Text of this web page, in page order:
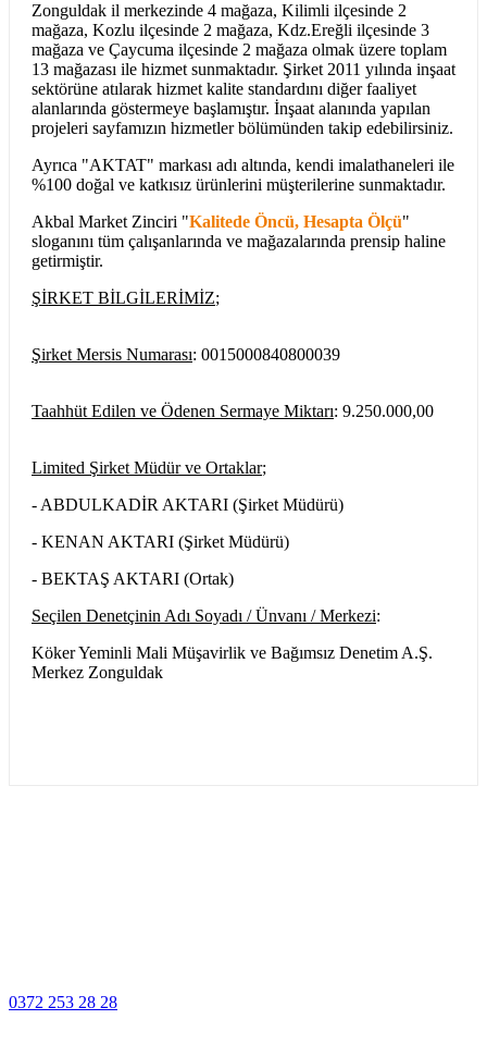
Zonguldak il merkezinde 4 mağaza, Kilimli ilçesinde 2
mağaza, Kozlu ilçesinde 2 mağaza, Kdz.Ereğli ilçesinde 3
mağaza ve Çaycuma ilçesinde 2 mağaza olmak üzere toplam
13 mağazası ile hizmet sunmaktadır. Şirket 2011 yılında inşaat
sektörüne atılarak hizmet kalite standardını diğer faaliyet
alanlarında göstermeye başlamıştır. İnşaat alanında yapılan
projeleri sayfamızın hizmetler bölümünden takip edebilirsiniz.
Ayrıca "AKTAT" markası adı altında, kendi imalathaneleri ile
%100 doğal ve katkısız ürünlerini müşterilerine sunmaktadır.
Akbal Market Zinciri "Kalitede Öncü, Hesapta Ölçü"
sloganını tüm çalışanlarında ve mağazalarında prensip haline
getirmiştir.
ŞİRKET BİLGİLERİMİZ;
Şirket Mersis Numarası: 0015000840800039
Taahhüt Edilen ve Ödenen Sermaye Miktarı: 9.250.000,00
Limited Şirket Müdür ve Ortaklar;
- ABDULKADİR AKTARI (Şirket Müdürü)
- KENAN AKTARI (Şirket Müdürü)
- BEKTAŞ AKTARI (Ortak)
Seçilen Denetçinin Adı Soyadı / Ünvanı / Merkezi:
Köker Yeminli Mali Müşavirlik ve Bağımsız Denetim A.Ş.
Merkez Zonguldak
0372 253 28 28